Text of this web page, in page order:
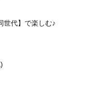
代】で楽しむ♪